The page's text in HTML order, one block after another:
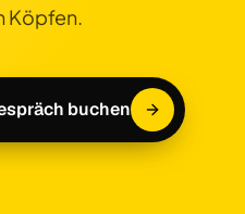
Köpfen.
buchen